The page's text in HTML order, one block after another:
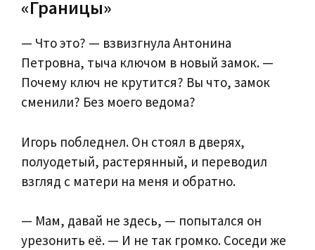
«Границы»
— Что это? — взвизгнула Антонина
Петровна, тыча ключом в новый замок. —
Почему ключ не крутится? Вы что, замок
сменили? Без моего ведома?
Игорь побледнел. Он стоял в дверях,
полуодетый, растерянный, и переводил
взгляд с матери на меня и обратно.
— Мам, давай не здесь, — попытался он
урезонить её. — И не так громко. Соседи же